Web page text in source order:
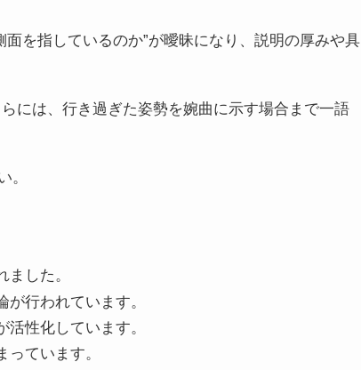
面を指しているのか”が曖昧になり、説明の厚みや具
は、行き過ぎた姿勢を婉曲に示す場合まで一語
。
ました。
が行われています。
性化しています。
っています。